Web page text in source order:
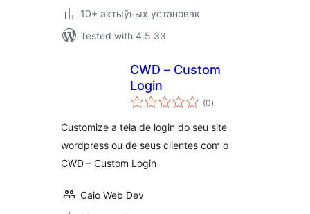
10+ актыўных установак
Tested with 4.5.33
CWD – Custom
Login
(0total
ratings
)
Customize a tela de login do seu site
wordpress ou de seus clientes com o
CWD – Custom Login
Caio Web Dev